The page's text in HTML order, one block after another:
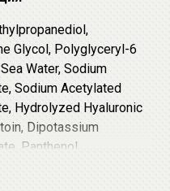
кожи.
и
снимает
снижает
текстуру
Glycol, Polyglyceryl-6
Water, Sodium
Sodium Acetylated
Hydrolyzed Hyaluronic
Dipotassium
Panthenol,